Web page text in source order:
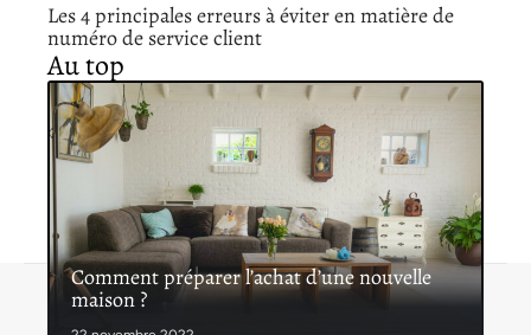
Les 4 principales erreurs à éviter en matière de
numéro de service client
Au top
Comment préparer l’achat d’une nouvelle
maison ?Contact Mentions légales Sitemap